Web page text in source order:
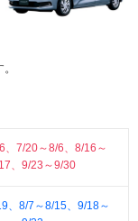
、7/20～8/6、8/16～
、9/23～9/30
、8/7～8/15、9/18～